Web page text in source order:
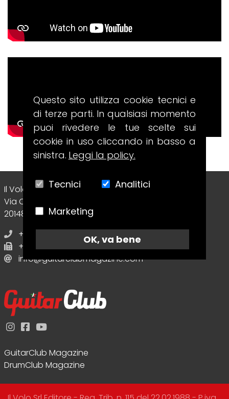
Il Volo Srl Editore
Via Collecchio, 8
20148 - Milano (MI) - Italy
+39 02.70638412
+39 02.70638412
info@guitarclubmagazine.com
GuitarClub Magazine
DrumClub Magazine
Questo sito utilizza cookie tecnici e
di terze parti. In qualsiasi momento
puoi rivedere le tue scelte sui
cookie in uso cliccando in basso a
sinistra. Leggi la policy.
Tecnici Analitici
Marketing
OK, va bene